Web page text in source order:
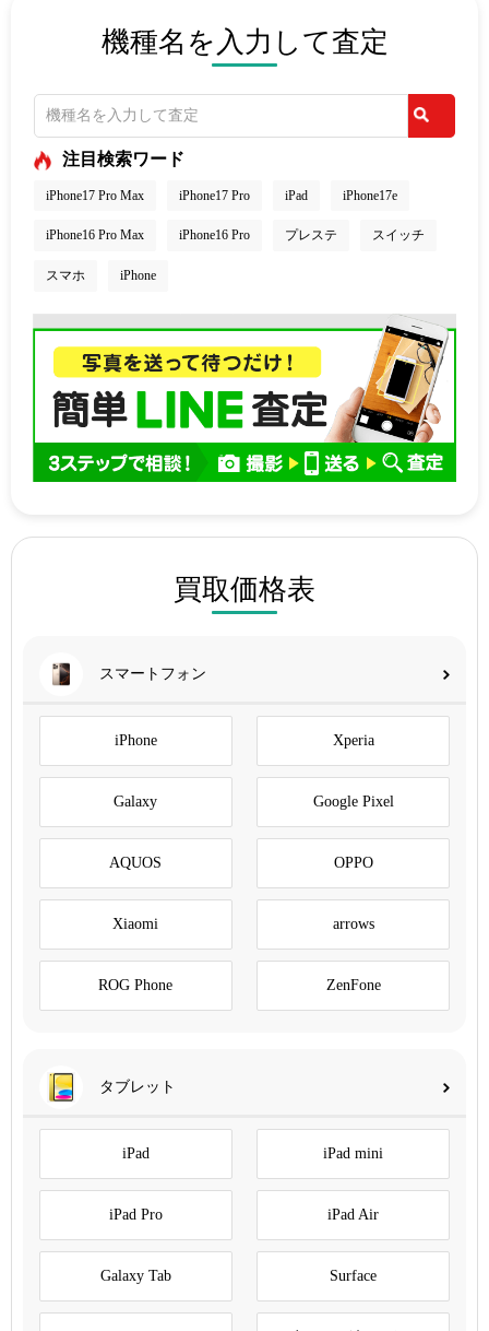
機種名を入力して査定
注目検索ワード
iPhone17 Pro Max iPhone17 Pro iPad iPhone17e
iPhone16 Pro Max iPhone16 Pro プレステ スイッチ
スマホ iPhone
買取価格表
スマートフォン
iPhone Xperia
Galaxy Google Pixel
AQUOS OPPO
Xiaomi arrows
ROG Phone ZenFone
タブレット
iPad iPad mini
iPad Pro iPad Air
Galaxy Tab Surface